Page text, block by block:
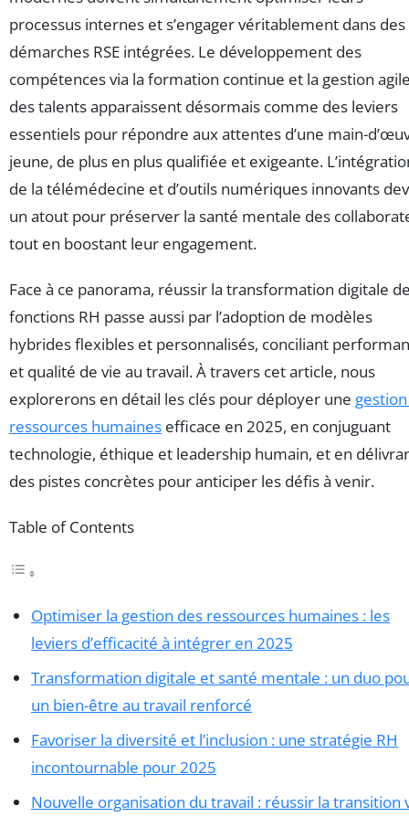
processus internes et s’engager véritablement dans des
démarches RSE intégrées. Le développement des
compétences via la formation continue et la gestion
des talents apparaissent désormais comme des leviers
essentiels pour répondre aux attentes d’une main-
jeune, de plus en plus qualifiée et exigeante.
de la télémédecine et d’outils numériques innovants
un atout pour préserver la santé mentale des
tout en boostant leur engagement.
Face à ce panorama, réussir la transformation digitale
fonctions RH passe aussi par l’adoption de modèles
hybrides flexibles et personnalisés, conciliant
et qualité de vie au travail. À travers cet article, nous
explorerons en détail les clés pour déployer une
ressources humaines efficace en 2025, en conjuguant
technologie, éthique et leadership humain, et en
des pistes concrètes pour anticiper les défis à venir.
Table of Contents
Optimiser la gestion des ressources humaines : les
leviers d’efficacité à intégrer en 2025
Transformation digitale et santé mentale : un duo
un bien-être au travail renforcé
Favoriser la diversité et l’inclusion : une stratégie RH
incontournable pour 2025
Nouvelle organisation du travail : réussir la transition